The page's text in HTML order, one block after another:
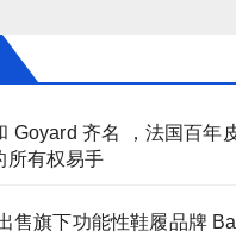
Goyard 齐名 ，法国百年
所有权易手
售旗下功能性鞋履品牌